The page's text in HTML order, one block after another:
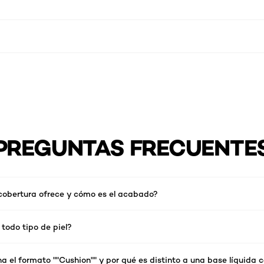
ofrece y cómo es el acabado?
tipo de piel?
el formato ""Cushion"" y por qué es distinto a una base líquida